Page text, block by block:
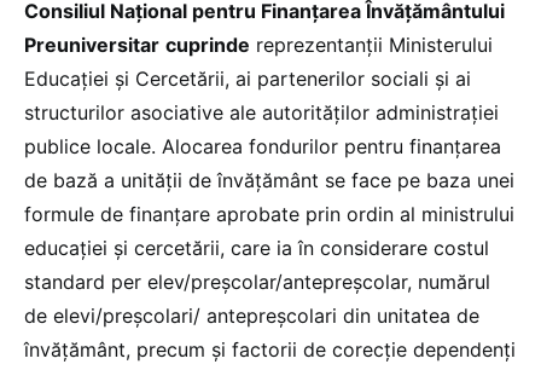
Consiliul Național pentru Finanțarea Învățământului
Preuniversitar cuprinde reprezentanții Ministerului
Educației și Cercetării, ai partenerilor sociali și ai
structurilor asociative ale autorităților administrației
publice locale. Alocarea fondurilor pentru finanțarea
de bază a unității de învățământ se face pe baza unei
formule de finanțare aprobate prin ordin al ministrului
educației și cercetării, care ia în considerare costul
standard per elev/preșcolar/antepreșcolar, numărul
de elevi/preșcolari/ antepreșcolari din unitatea de
învățământ, precum și factorii de corecție dependenți